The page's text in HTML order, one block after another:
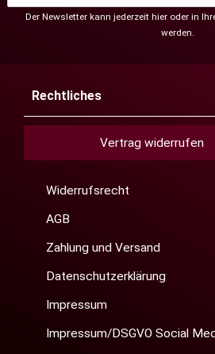
Der Newsletter kann jederzeit hier oder in
werden.
Rechtliches
Vertrag widerrufen
Widerrufsrecht
AGB
Zahlung und Versand
Datenschutzerklärung
Impressum
Impressum/DSGVO Social